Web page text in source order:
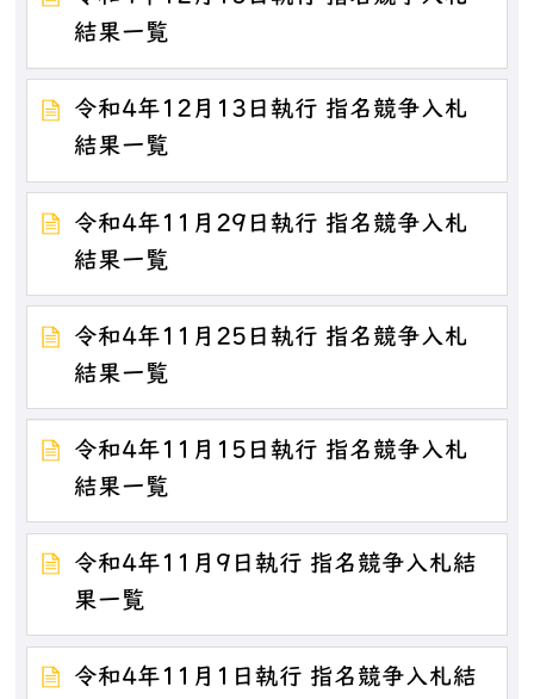
結果一覧
令和4年12月13日執行 指名競争入札
結果一覧
令和4年11月29日執行 指名競争入札
結果一覧
令和4年11月25日執行 指名競争入札
結果一覧
令和4年11月15日執行 指名競争入札
結果一覧
令和4年11月9日執行 指名競争入札結
果一覧
令和4年11月1日執行 指名競争入札結